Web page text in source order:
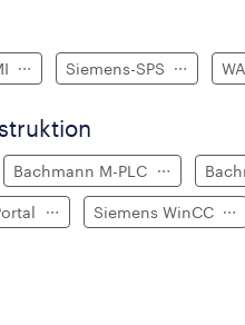
Siemens-SPS
Bachmann M-PLC
Siemens WinCC